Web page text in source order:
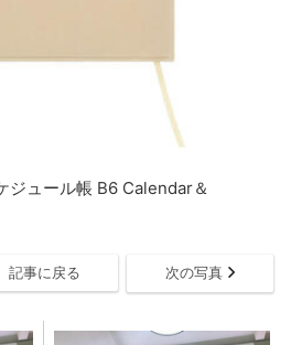
ジュール帳 B6 Calendar＆
記事に戻る 次の写真